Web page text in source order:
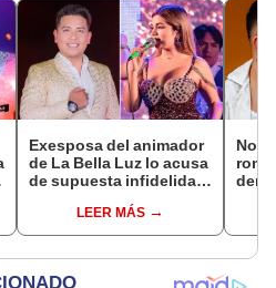
Exesposa del animador
de La Bella Luz lo acusa
de supuesta infidelidad
expone chats
LEER MÁS